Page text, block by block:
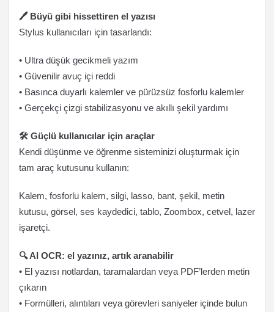
🖊️ Büyü gibi hissettiren el yazısı
Stylus kullanıcıları için tasarlandı:
• Ultra düşük gecikmeli yazım
• Güvenilir avuç içi reddi
• Basınca duyarlı kalemler ve pürüzsüz fosforlu kalemler
• Gerçekçi çizgi stabilizasyonu ve akıllı şekil yardımı
🛠️ Güçlü kullanıcılar için araçlar
Kendi düşünme ve öğrenme sisteminizi oluşturmak için
tam araç kutusunu kullanın:
Kalem, fosforlu kalem, silgi, lasso, bant, şekil, metin
kutusu, görsel, ses kaydedici, tablo, Zoombox, cetvel, lazer
işaretçi.
🔍 AI OCR: el yazınız, artık aranabilir
• El yazısı notlardan, taramalardan veya PDF’lerden metin
çıkarın
• Formülleri, alıntıları veya görevleri saniyeler içinde bulun